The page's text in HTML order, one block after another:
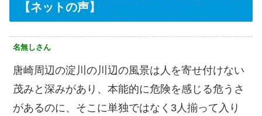
【ネットの声】
名無しさん
唐崎周辺の淀川の川辺の風景は人を寄せ付けない
茂みと深みがあり、本能的に危険を感じる危うさ
があるのに、そこに単独ではなく3人揃って入り